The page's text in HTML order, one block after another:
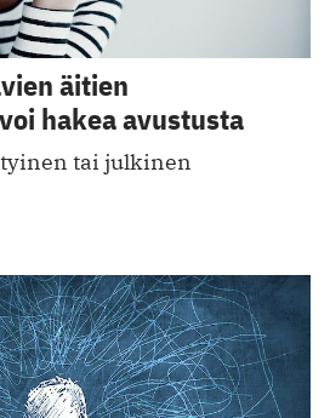
äitien
hakea avustusta
tai julkinen